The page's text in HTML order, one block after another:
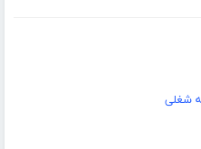
شغلی